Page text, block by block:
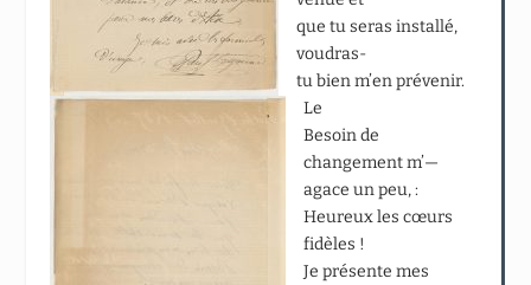
que tu seras installé,
voudras-
tu bien m’en prévenir.
Le
Besoin de
changement m’—
agace un peu, :
Heureux les cœurs
fidèles !
Je présente mes